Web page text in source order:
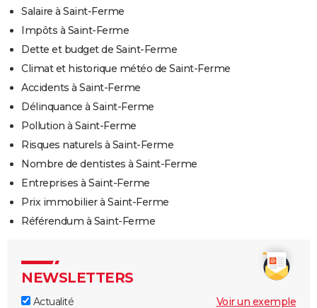
Salaire à Saint-Ferme
Impôts à Saint-Ferme
Dette et budget de Saint-Ferme
Climat et historique météo de Saint-Ferme
Accidents à Saint-Ferme
Délinquance à Saint-Ferme
Pollution à Saint-Ferme
Risques naturels à Saint-Ferme
Nombre de dentistes à Saint-Ferme
Entreprises à Saint-Ferme
Prix immobilier à Saint-Ferme
Référendum à Saint-Ferme
NEWSLETTERS
Actualité
Voir un exemple